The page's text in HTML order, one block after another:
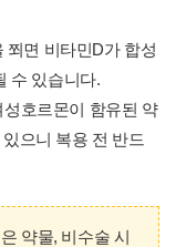
쬐면 비타민D가 합성
수 있습니다.
성호르몬이 함유된 약
으니 복용 전 반드
약물, 비수술 시